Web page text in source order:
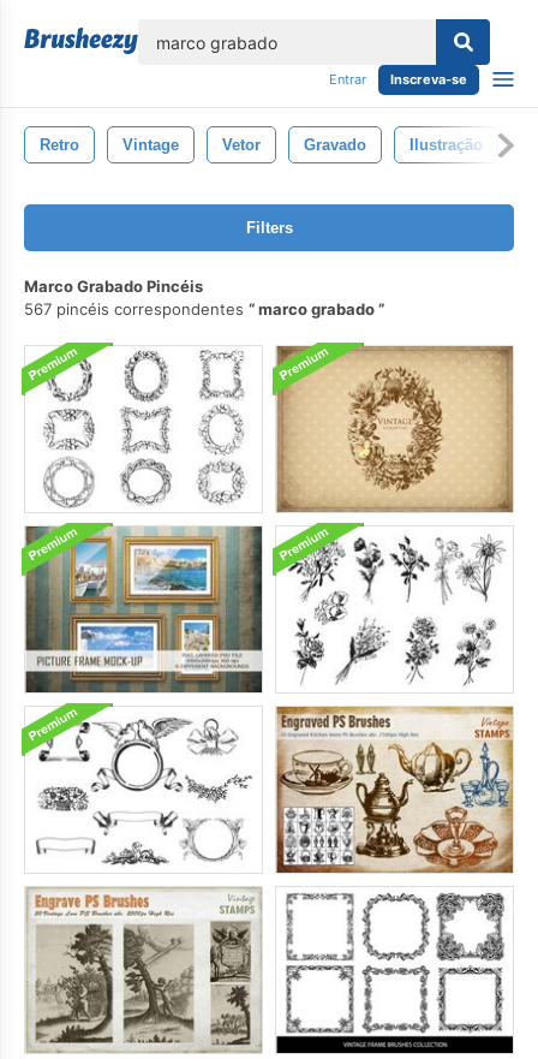
Entrar Inscreva-se
Retro Vintage Vetor Gravado Ilustração
Filters
Marco Grabado Pincéis
567 pincéis correspondentes
marco grabado